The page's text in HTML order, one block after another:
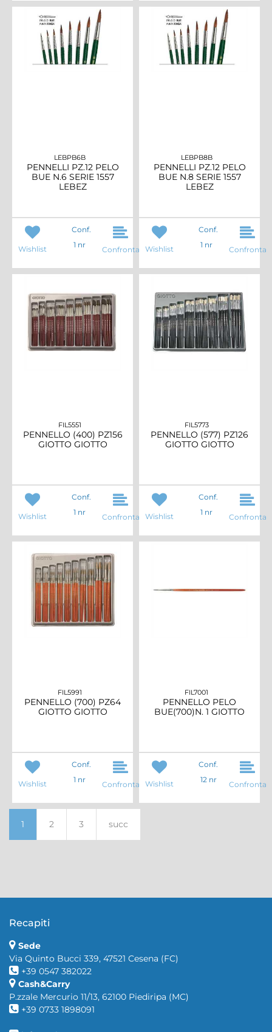
LEBPB6B
PENNELLI PZ.12 PELO
BUE N.6 SERIE 1557
LEBEZ
Wishlist
Conf.
1 nr
Confronta
LEBPB8B
PENNELLI PZ.12 PELO
BUE N.8 SERIE 1557
LEBEZ
Wishlist
Conf.
1 nr
Confronta
FIL5551
PENNELLO (400) PZ156
GIOTTO GIOTTO
Wishlist
Conf.
1 nr
Confronta
FIL5773
PENNELLO (577) PZ126
GIOTTO GIOTTO
Wishlist
Conf.
1 nr
Confronta
FIL5991
PENNELLO (700) PZ64
GIOTTO GIOTTO
Wishlist
Conf.
1 nr
Confronta
FIL7001
PENNELLO PELO
BUE(700)N. 1 GIOTTO
Wishlist
Conf.
12 nr
Confronta
1 2 3 succ
Recapiti
Sede
Via Quinto Bucci 339, 47521 Cesena (FC)
+39 0547 382022
Cash&Carry
P.zzale Mercurio 11/13, 62100 Piediripa (MC)
+39 0733 1898091